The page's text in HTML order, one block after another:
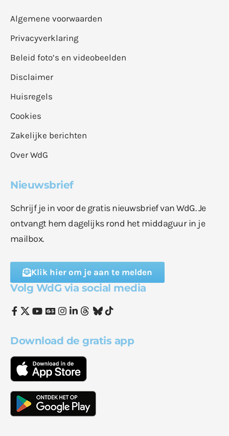
Algemene voorwaarden
Privacyverklaring
Beleid foto’s en videobeelden
Disclaimer
Huisregels
Cookies
Zakelijke berichten
Over WdG
Nieuwsbrief
Schrijf je in voor de gratis nieuwsbrief van WdG. Je
ontvangt hem dagelijks rond het middaguur in je
mailbox.
Klik hier om je aan te melden
Volg WdG via social media
Download de gratis app